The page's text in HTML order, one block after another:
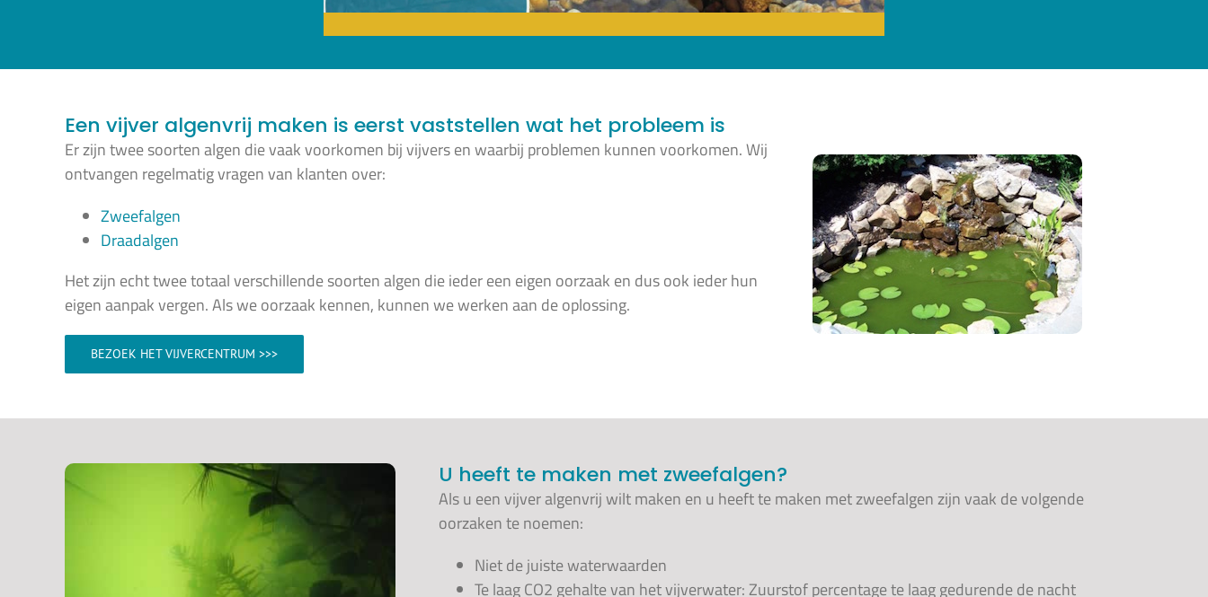
Een vijver algenvrij maken is eerst vaststellen wat het probleem is
Er zijn twee soorten algen die vaak voorkomen bij vijvers en waarbij problemen kunnen voorkomen. Wij
ontvangen regelmatig vragen van klanten over:
Zweefalgen
Draadalgen
Het zijn echt twee totaal verschillende soorten algen die ieder een eigen oorzaak en dus ook ieder hun
eigen aanpak vergen. Als we oorzaak kennen, kunnen we werken aan de oplossing.
BEZOEK HET VIJVERCENTRUM >>>
U heeft te maken met zweefalgen?
Als u een vijver algenvrij wilt maken en u heeft te maken met zweefalgen zijn vaak de volgende
oorzaken te noemen:
Niet de juiste waterwaarden
Te laag CO2 gehalte van het vijverwater: Zuurstof percentage te laag gedurende de nacht